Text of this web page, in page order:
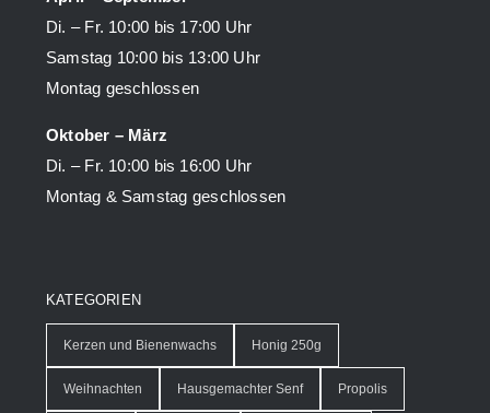
Di. – Fr. 10:00 bis 17:00 Uhr
Samstag 10:00 bis 13:00 Uhr
Montag geschlossen
Oktober – März
Di. – Fr. 10:00 bis 16:00 Uhr
Montag & Samstag geschlossen
KATEGORIEN
Kerzen und Bienenwachs Honig 250g
Weihnachten Hausgemachter Senf Propolis